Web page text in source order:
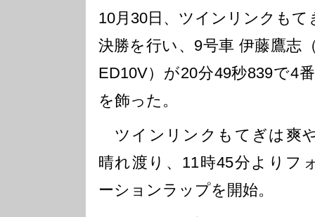
10月30日、ツインリンクもて
決勝を行い、9号車 伊藤鷹志
ED10V）が20分49秒839で4
を飾った。
ツインリンクもてぎは爽
晴れ渡り、11時45分よりフ
ーションラップを開始。